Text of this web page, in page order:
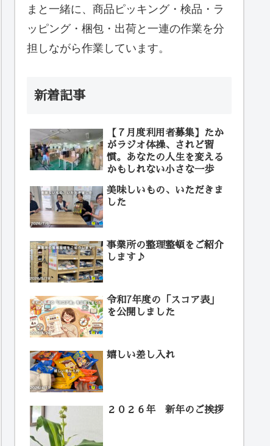
まと一緒に、商品ピッキング・検品・ラ
ッピング・梱包・出荷と一連の作業を分
担しながら作業しています。
新着記事
【７月度利用者募集】たか
がラジオ体操、されど習
慣。あなたの人生を変える
かもしれない小さな一歩
美味しいもの、いただきま
した
事業所の整理整頓をご紹介
します♪
令和7年度の「スコア表」
を公開しました
嬉しい差し入れ
２０２６年 新年のご挨拶